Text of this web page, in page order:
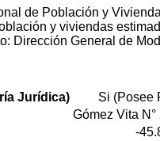
de Población y
y viviendas
Dirección General de
Jurídica)
Si (Posee
Gómez Vita N°
-